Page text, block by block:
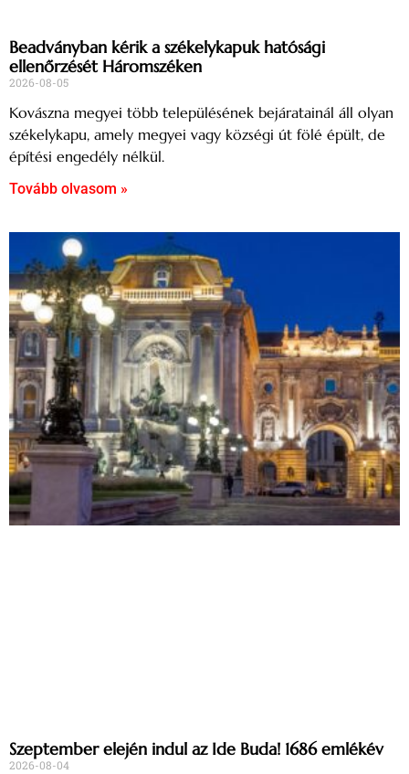
Beadványban kérik a székelykapuk hatósági
ellenőrzését Háromszéken
2026-08-05
Kovászna megyei több településének bejáratainál áll olyan
székelykapu, amely megyei vagy községi út fölé épült, de
építési engedély nélkül.
Tovább olvasom »
Szeptember elején indul az Ide Buda! 1686 emlékév
2026-08-04